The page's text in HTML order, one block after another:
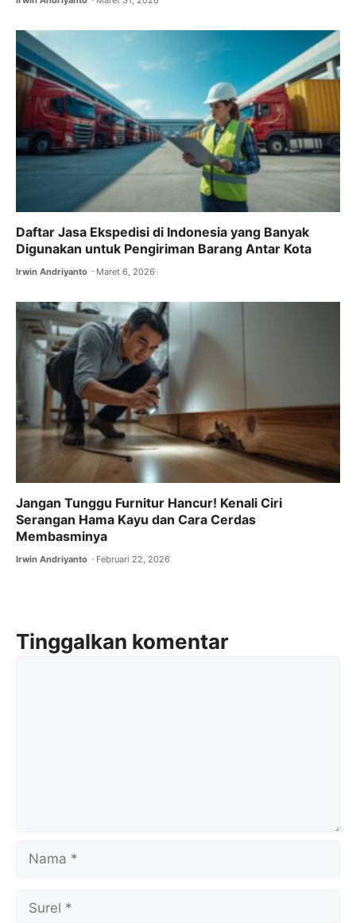
Daftar Jasa Ekspedisi di Indonesia yang Banyak
Digunakan untuk Pengiriman Barang Antar Kota
Irwin Andriyanto Maret 6, 2026
Jangan Tunggu Furnitur Hancur! Kenali Ciri
Serangan Hama Kayu dan Cara Cerdas
Membasminya
Irwin Andriyanto Februari 22, 2026
Tinggalkan komentar
Nama
Surel